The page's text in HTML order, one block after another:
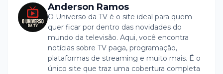
Anderson Ramos
O Universo da TV é o site ideal para quem
quer ficar por dentro das novidades do
mundo da televisão. Aqui, você encontra
notícias sobre TV paga, programação,
plataformas de streaming e muito mais. É o
único site que traz uma cobertura completa